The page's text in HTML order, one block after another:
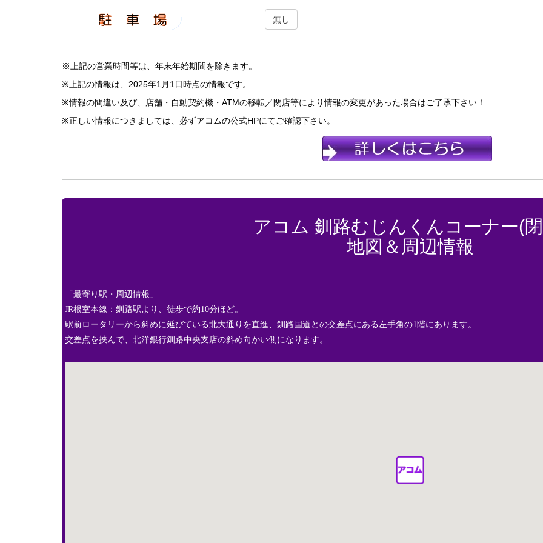
無し
※上記の営業時間等は、年末年始期間を除きます。
※上記の情報は、2025年1月1日時点の情報です。
※情報の間違い及び、店舗・自動契約機・ATMの移転／閉店等により情報の変更があった場合はご了承下さい！
※正しい情報につきましては、必ずアコムの公式HPにてご確認下さい。
アコム 釧路むじんくんコーナー(
地図＆周辺情報
「最寄り駅・周辺情報」
JR根室本線：釧路駅より、徒歩で約10分ほど。
駅前ロータリーから斜めに延びている北大通りを直進、釧路国道との交差点にある左手角の1階にあります。
交差点を挟んで、北洋銀行釧路中央支店の斜め向かい側になります。